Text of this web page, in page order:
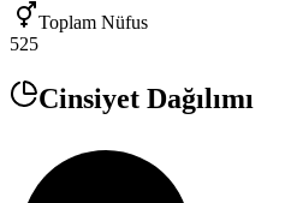
Toplam Nüfus
525
Cinsiyet Dağılımı